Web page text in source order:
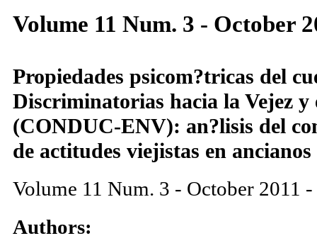
Volume 11 Num. 3 - October
Propiedades psicom?tricas del
Discriminatorias hacia la Vejez y
(CONDUC-ENV): an?lisis del
de actitudes viejistas en ancianos
Volume 11 Num. 3 - October 2011